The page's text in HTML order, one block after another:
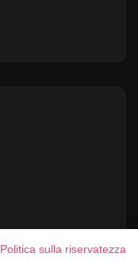
Politica sulla riservatezza